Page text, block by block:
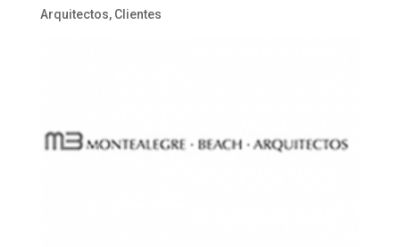
Arquitectos, Clientes